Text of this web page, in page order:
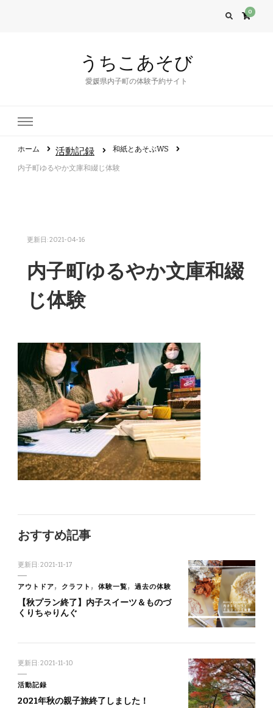
0
うちこあそび
愛媛県内子町の体験予約サイト
ホーム 活動記録 和紙とあそぶWS
内子町ゆるやか文庫和綴じ体験
更新日:2021-04-16
内子町ゆるやか文庫和綴
じ体験
おすすめ記事
更新日:2021-11-17
アウトドア クラフト 体験一覧 過去の体験
【秋プラン終了】内子スイーツ＆ものづ
くりちゃりんぐ
更新日:2021-11-10
活動記録
2021年秋の親子旅終了しました！